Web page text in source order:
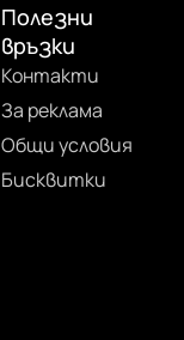
Полезни
връзки
Контакти
За реклама
Общи условия
Бисквитки